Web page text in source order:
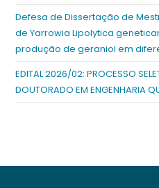
Defesa de Dissertação de
de Yarrowia Lipolytica
produção de geraniol em
EDITAL 2026/02: PROCESSO
DOUTORADO EM ENGENHARIA